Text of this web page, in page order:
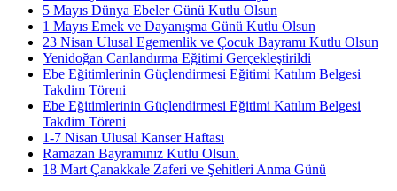
5 Mayıs Dünya Ebeler Günü Kutlu Olsun
1 Mayıs Emek ve Dayanışma Günü Kutlu Olsun
23 Nisan Ulusal Egemenlik ve Çocuk Bayramı Kutlu Olsun
Yenidoğan Canlandırma Eğitimi Gerçekleştirildi
Ebe Eğitimlerinin Güçlendirmesi Eğitimi Katılım Belgesi
Takdim Töreni
Ebe Eğitimlerinin Güçlendirmesi Eğitimi Katılım Belgesi
Takdim Töreni
1-7 Nisan Ulusal Kanser Haftası
Ramazan Bayramınız Kutlu Olsun.
18 Mart Çanakkale Zaferi ve Şehitleri Anma Günü